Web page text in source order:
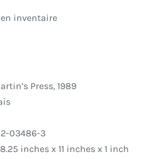
en inventaire
St, Martin’s Press, 1989
03486-3
: ‎ 8.25 inches x 11 inches x 1 inch